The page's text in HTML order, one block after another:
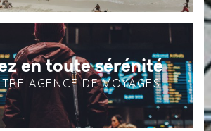
en toute sérénité
AGENCE DE VOYAGES